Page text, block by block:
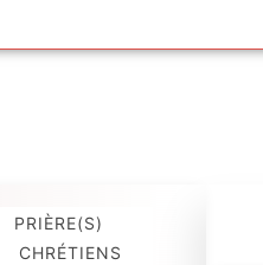
PRIÈRE(S)
CHRÉTIENS